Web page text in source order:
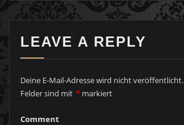
LEAVE A REPLY
Deine E-Mail-Adresse wird nicht veröffentlicht.
Felder sind mit * markiert
Comment